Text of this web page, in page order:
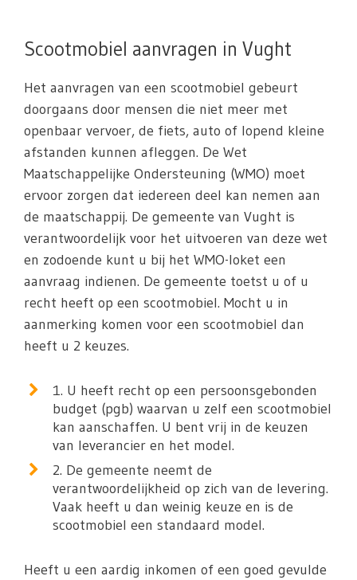
Scootmobiel aanvragen in Vught
Het aanvragen van een scootmobiel gebeurt
doorgaans door mensen die niet meer met
openbaar vervoer, de fiets, auto of lopend kleine
afstanden kunnen afleggen. De Wet
Maatschappelijke Ondersteuning (WMO) moet
ervoor zorgen dat iedereen deel kan nemen aan
de maatschappij. De gemeente van Vught is
verantwoordelijk voor het uitvoeren van deze wet
en zodoende kunt u bij het WMO-loket een
aanvraag indienen. De gemeente toetst u of u
recht heeft op een scootmobiel. Mocht u in
aanmerking komen voor een scootmobiel dan
heeft u 2 keuzes.
1. U heeft recht op een persoonsgebonden
budget (pgb) waarvan u zelf een scootmobiel
kan aanschaffen. U bent vrij in de keuzen
van leverancier en het model.
2. De gemeente neemt de
verantwoordelijkheid op zich van de levering.
Vaak heeft u dan weinig keuze en is de
scootmobiel een standaard model.
Heeft u een aardig inkomen of een goed gevulde